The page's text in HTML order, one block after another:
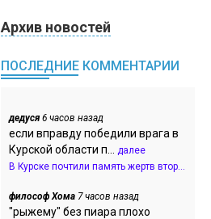
Архив новостей
ПОСЛЕДНИЕ КОММЕНТАРИИ
дедуся6 часов назад
если вправду победили врага в
Курской области п... далее
В Курске почтили память жертв втор...
философ Хома 7 часов назад
"рыжему" без пиара плохо